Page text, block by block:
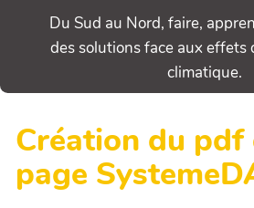
Du Sud au Nord, faire,
des solutions face aux effets
climatique.
Création du pdf
page